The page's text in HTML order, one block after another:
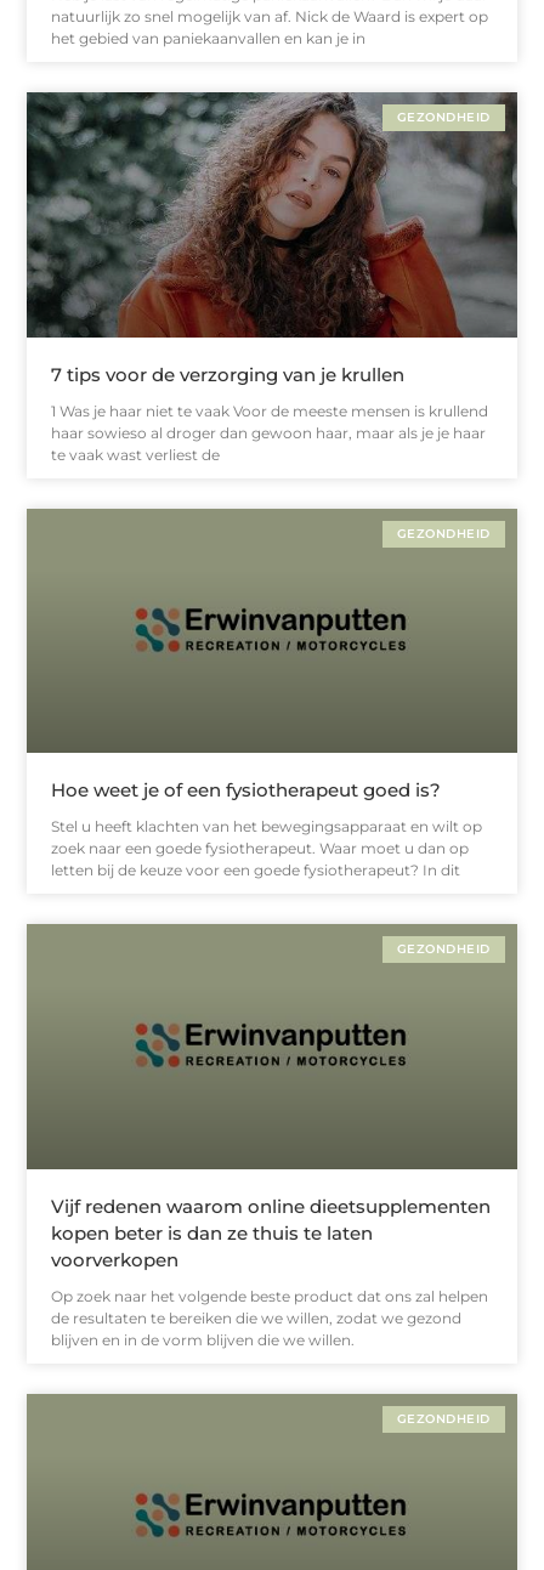
natuurlijk zo snel mogelijk van af. Nick de Waard is expert op
het gebied van paniekaanvallen en kan je in
GEZONDHEID
7 tips voor de verzorging van je krullen
1 Was je haar niet te vaak Voor de meeste mensen is krullend
haar sowieso al droger dan gewoon haar, maar als je je haar
te vaak wast verliest de
GEZONDHEID
Hoe weet je of een fysiotherapeut goed is?
Stel u heeft klachten van het bewegingsapparaat en wilt op
zoek naar een goede fysiotherapeut. Waar moet u dan op
letten bij de keuze voor een goede fysiotherapeut? In dit
GEZONDHEID
Vijf redenen waarom online dieetsupplementen
kopen beter is dan ze thuis te laten
voorverkopen
Op zoek naar het volgende beste product dat ons zal helpen
de resultaten te bereiken die we willen, zodat we gezond
blijven en in de vorm blijven die we willen.
GEZONDHEID